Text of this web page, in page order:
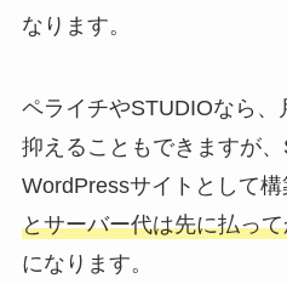
なります。
ペライチやSTUDIOなら
抑えることもできますが
WordPressサイトとして構
とサーバー代は先に払っ
になります。